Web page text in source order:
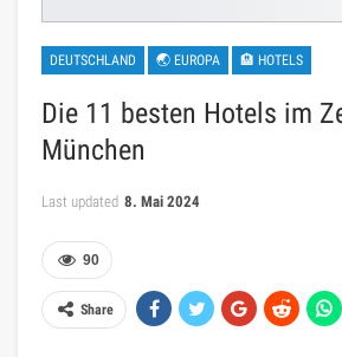
DEUTSCHLAND 🌏 EUROPA 🏨 HOTELS
Die 11 besten Hotels im
München
Last updated 8. Mai 2024
90
Share